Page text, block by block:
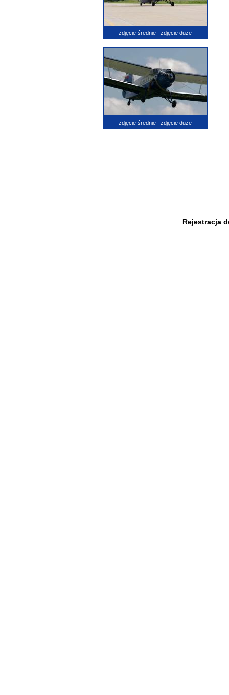
zdjęcie średnie zdjęcie duże
zdjęcie średnie zdjęcie duże
Rejestracja